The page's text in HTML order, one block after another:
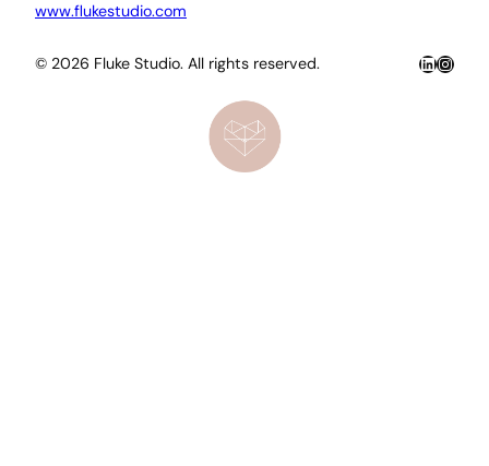
www.flukestudio.com
© 2026 Fluke Studio. All rights reserved. LinkedIn